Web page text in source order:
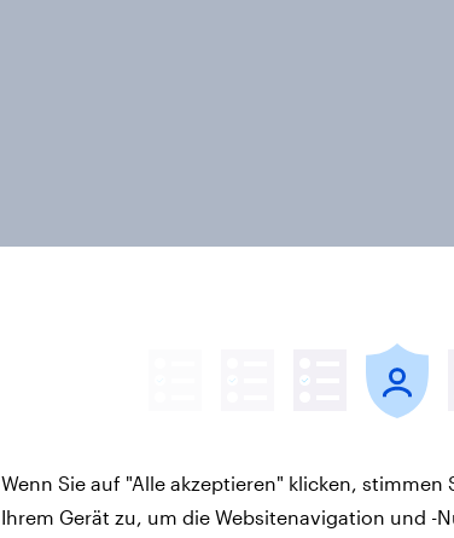
Marken mehr als Symbolik
Wenn Sie auf "Alle akzeptieren" klicken,
Ihrem Gerät zu, um die Websitenavigation und -